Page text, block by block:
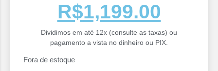
R$1,199.00
Dividimos em até 12x (consulte as taxas) ou
pagamento a vista no dinheiro ou PIX.
Fora de estoque